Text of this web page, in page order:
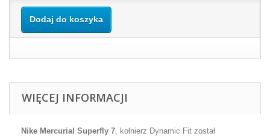
Dodaj do koszyka
WIĘCEJ INFORMACJI
Nike Mercurial Superfly 7, kołnierz Dynamic Fit został